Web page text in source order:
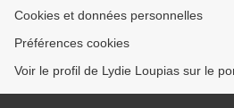
Cookies et données personnelles
Préférences cookies
Voir le profil de Lydie Loupias sur le